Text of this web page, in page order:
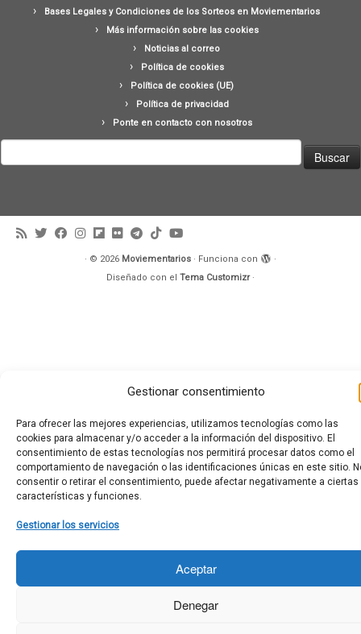
Gestionar consentimiento
Para ofrecer las mejores experiencias, utilizamos tecnologías como las
cookies para almacenar y/o acceder a la información del dispositivo. El
consentimiento de estas tecnologías nos permitirá procesar datos como el
comportamiento de navegación o las identificaciones únicas en este sitio.
consentir o retirar el consentimiento, puede afectar negativamente a ciertas
características y funciones.
Gestionar los servicios
Aceptar
Denegar
Bases Legales y Condiciones de los Sorteos en Moviementarios
Más información sobre las cookies
Noticias al correo
Política de cookies
Política de cookies (UE)
Política de privacidad
Ponte en contacto con nosotros
· © 2026 Moviementarios · Funciona con
·
Diseñado con el Tema Customizr·